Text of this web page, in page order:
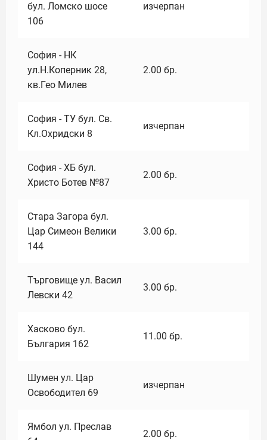
бул. Ломско шосе
106
изчерпан
София - НК
ул.Н.Коперник 28,
кв.Гео Милев
2.00 бр.
София - ТУ бул. Св.
Кл.Охридски 8
изчерпан
София - ХБ бул.
Христо Ботев №87
2.00 бр.
Стара Загора бул.
Цар Симеон Велики
144
3.00 бр.
Търговище ул. Васил
Левски 42
3.00 бр.
Хасково бул.
България 162
11.00 бр.
Шумен ул. Цар
Освободител 69
изчерпан
Ямбол ул. Преслав
2.00 бр.